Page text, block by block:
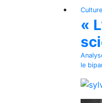
Culture
«
le